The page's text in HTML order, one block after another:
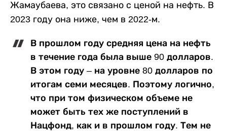
Жамаубаева, это связано с ценой на нефть. В
2023 году она ниже, чем в 2022-м.
В прошлом году средняя цена на нефть
в течение года была выше 90 долларов.
В этом году – на уровне 80 долларов по
итогам семи месяцев. Поэтому логично,
что при том физическом объеме не
может быть тех же поступлений в
Нацфонд, как и в прошлом году. Тем не